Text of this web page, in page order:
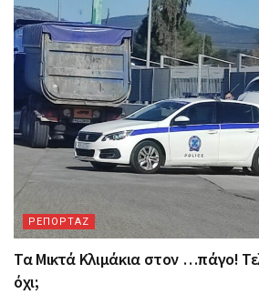
ΡΕΠΟΡΤΑΖ
Τα Mικτά Kλιμάκια στον …πάγο!
όχι;